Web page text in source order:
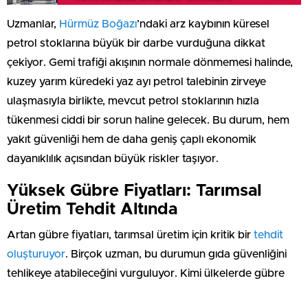
Uzmanlar, Hürmüz Boğazı’ndaki arz kaybının küresel
petrol stoklarına büyük bir darbe vurduğuna dikkat
çekiyor. Gemi trafiği akışının normale dönmemesi halinde,
kuzey yarım küredeki yaz ayı petrol talebinin zirveye
ulaşmasıyla birlikte, mevcut petrol stoklarının hızla
tükenmesi ciddi bir sorun haline gelecek. Bu durum, hem
yakıt güvenliği hem de daha geniş çaplı ekonomik
dayanıklılık açısından büyük riskler taşıyor.
Yüksek Gübre Fiyatları: Tarımsal
Üretim Tehdit Altında
Artan gübre fiyatları, tarımsal üretim için kritik bir tehdit
oluşturuyor. Birçok uzman, bu durumun gıda güvenliğini
tehlikeye atabileceğini vurguluyor. Kimi ülkelerde gübre